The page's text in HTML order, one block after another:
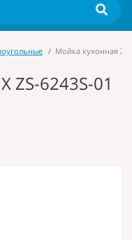
Мойка кухонная
ZS-6243S-01